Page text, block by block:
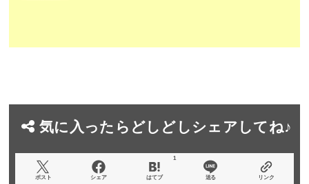
気に入ったらどしどしシェアしてね♪
ポスト シェア はてブ
1
送る リンク